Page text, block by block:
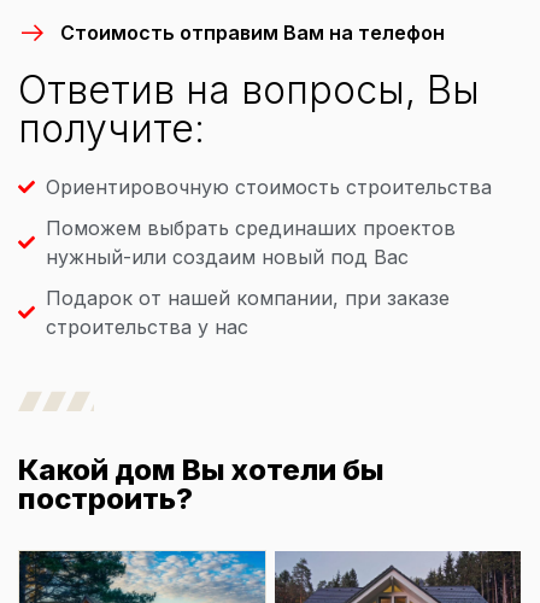
Стоимость отправим Вам на телефон
Ответив на вопросы, Вы
получите:
Ориентировочную стоимость строительства
Поможем выбрать срединаших проектов
нужный-или создаим новый под Вас
Подарок от нашей компании, при заказе
строительства у нас
Какой дом Вы хотели бы
построить?